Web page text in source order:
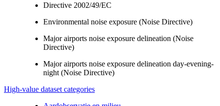
Directive 2002/49/EC
Environmental noise exposure (Noise Directive)
Major airports noise exposure delineation (Noise
Directive)
Major airports noise exposure delineation day-evening-
night (Noise Directive)
High-value dataset categories